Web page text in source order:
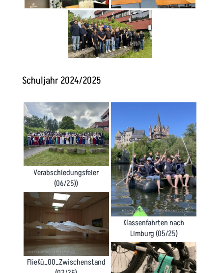
Schuljahr 2024/2025
Verabschiedungsfeier
(06/25))
Klassenfahrten nach
Limburg (05/25)
FlieKü_00_Zwischenstand